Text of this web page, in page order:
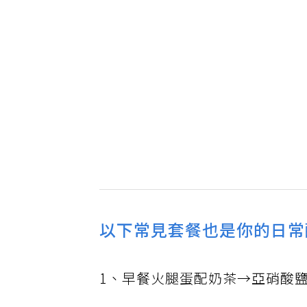
以下常見套餐也是你的日常
1、早餐火腿蛋配奶茶→亞硝酸